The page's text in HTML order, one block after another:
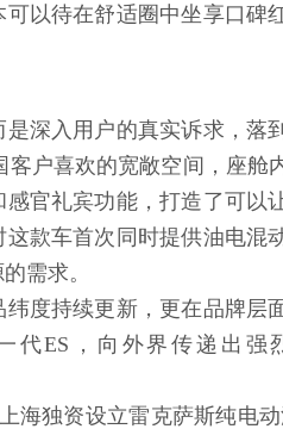
以待在舒适圈中坐享口碑
深入用户的真实诉求，落
客户喜欢的宽敞空间，座舱
官礼宾功能，打造了可以
款车首次同时提供油电混
需求。
度持续更新，更在品牌层
代ES，向外界传递出强
海独资设立雷克萨斯纯电